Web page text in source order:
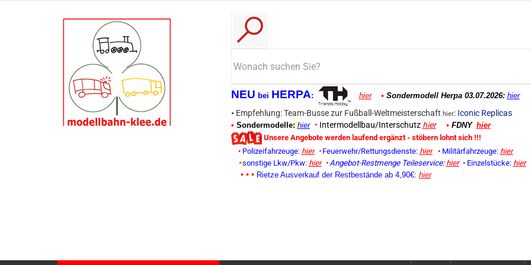
NEU bei HERPA: hier • Sondermodell Herpa 03.07.2026: hier
• Empfehlung: Team-Busse zur Fußball-Weltmeisterschaft hier: Iconic Replicas
• Sondermodelle: hier • Intermodellbau/Interschutz hier • FDNY hier
Unsere Angebote werden laufend ergänzt - stöbern lohnt sich !!!
•Polizeifahrzeuge: hier • Feuerwehr/Rettungsdienste: hier • Militärfahrzeuge: hier
• sonstige Lkw/Pkw: hier • Angebot-Restmenge Teileservice: hier • Einzelstücke: hier
• • • Rietze Ausverkauf der Restbestände ab 4,90€: hier